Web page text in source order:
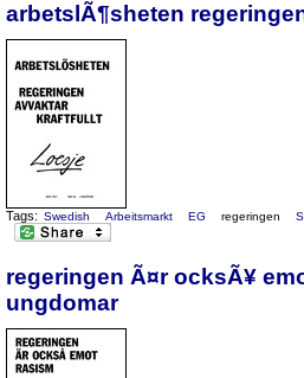
arbetslÃ¶sheten
Tags: Swedish Arbeitsmarkt EG regeringen
regeringen Ã¤r ocksÃ¥
ungdomar